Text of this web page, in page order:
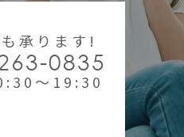
承ります!
0835
～19:30